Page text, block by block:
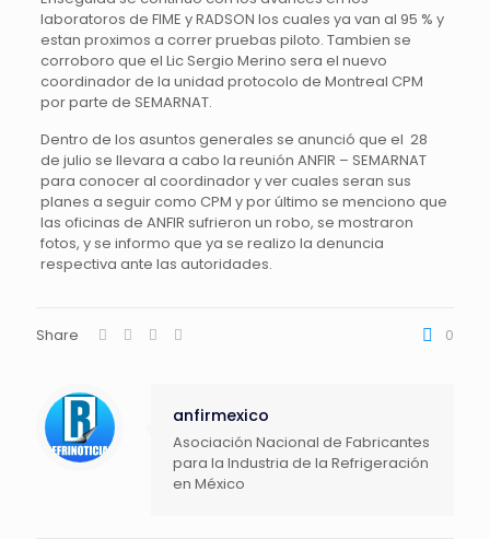
laboratoros de FIME y RADSON los cuales ya van al 95 % y
estan proximos a correr pruebas piloto. Tambien se
corroboro que el Lic Sergio Merino sera el nuevo
coordinador de la unidad protocolo de Montreal CPM
por parte de SEMARNAT.
Dentro de los asuntos generales se anunció que el 28
de julio se llevara a cabo la reunión ANFIR – SEMARNAT
para conocer al coordinador y ver cuales seran sus
planes a seguir como CPM y por último se menciono que
las oficinas de ANFIR sufrieron un robo, se mostraron
fotos, y se informo que ya se realizo la denuncia
respectiva ante las autoridades.
Share 0
anfirmexico
Asociación Nacional de Fabricantes
para la Industria de la Refrigeración
en México